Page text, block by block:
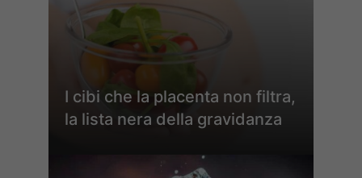
I cibi che la placenta non filtra,
la lista nera della gravidanza